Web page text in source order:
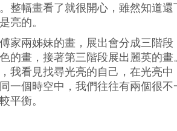
整幅畫看了就很開心，雖然知道
亮的。
家兩姊妹的畫，展出會分成三階
的畫，接著第三階段展出麗英的
我看見找尋光亮的自己，在光亮
一個時空中，我們往往有兩個很
平衡。